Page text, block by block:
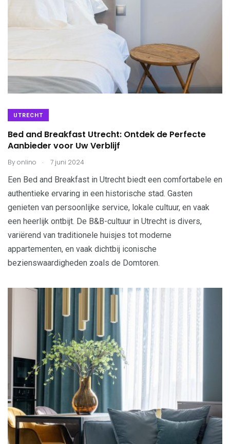
UTRECHT
Bed and Breakfast Utrecht: Ontdek de Perfecte
Aanbieder voor Uw Verblijf
Byonlino . 7 juni 2024
Een Bed and Breakfast in Utrecht biedt een comfortabele en
authentieke ervaring in een historische stad. Gasten
genieten van persoonlijke service, lokale cultuur, en vaak
een heerlijk ontbijt. De B&B-cultuur in Utrecht is divers,
variërend van traditionele huisjes tot moderne
appartementen, en vaak dichtbij iconische
bezienswaardigheden zoals de Domtoren.